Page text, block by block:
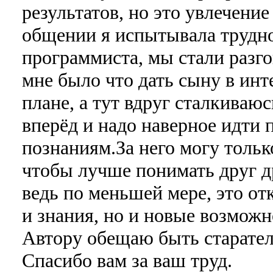
результатов, но это
общении я испытывала
программиста, мы стали
мне было что дать сыну в
плане, а тут вдруг
вперёд и надо наверное идти
познаниям.За него могу
чтобы лучше понимать друг
ведь по меньшей мере, это
и знания, но и новые
Автору обещаю быть
Спасибо вам за ваш труд.